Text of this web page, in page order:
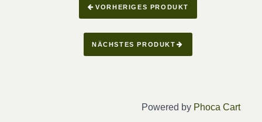
VORHERIGES PRODUKT
NÄCHSTES PRODUKT
Powered by Phoca Cart